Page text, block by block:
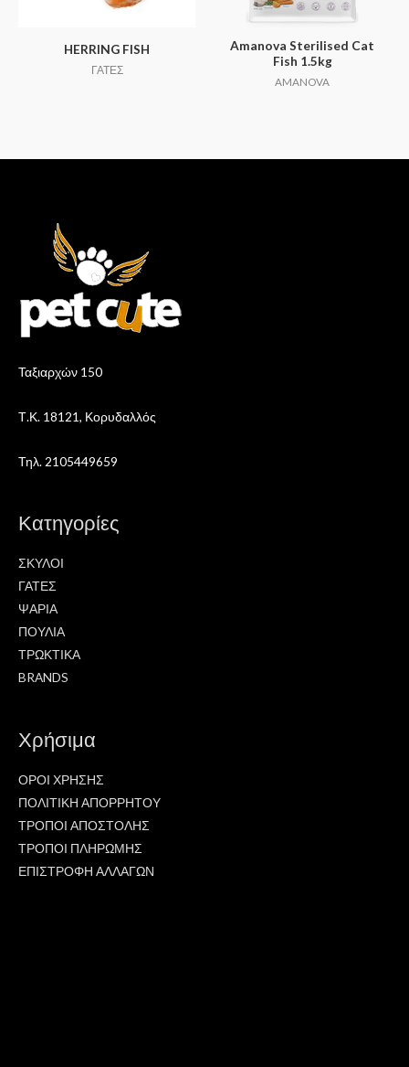
HERRING FISH
ΓΑΤΕΣ
Amanova Sterilised Cat
Fish 1.5kg
AMANOVA
Ταξιαρχών 150
Τ.Κ. 18121, Κορυδαλλός
Τηλ. 2105449659
Κατηγορίες
ΣΚΥΛΟΙ
ΓΑΤΕΣ
ΨΑΡΙΑ
ΠΟΥΛΙΑ
ΤΡΩΚΤΙΚΑ
BRANDS
Χρήσιμα
ΟΡΟΙ ΧΡΗΣΗΣ
ΠΟΛΙΤΙΚΗ ΑΠΟΡΡΗΤΟΥ
ΤΡΟΠΟΙ ΑΠΟΣΤΟΛΗΣ
ΤΡΟΠΟΙ ΠΛΗΡΩΜΗΣ
ΕΠΙΣΤΡΟΦΗ ΑΛΛΑΓΩΝ